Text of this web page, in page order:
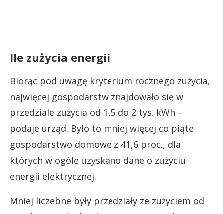
Ile zużycia energii
Biorąc pod uwagę kryterium rocznego zużycia,
najwięcej gospodarstw znajdowało się w
przedziale zużycia od 1,5 do 2 tys. kWh –
podaje urząd. Było to mniej więcej co piąte
gospodarstwo domowe z 41,6 proc., dla
których w ogóle uzyskano dane o zużyciu
energii elektrycznej.
Mniej liczebne były przedziały ze zużyciem od